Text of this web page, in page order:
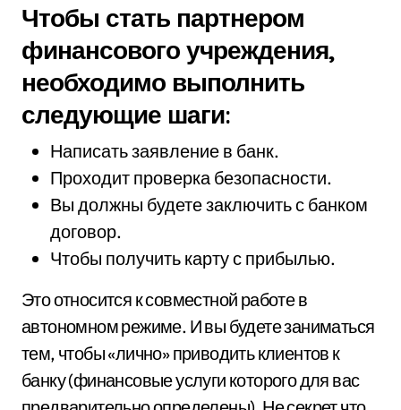
Чтобы стать партнером
финансового учреждения,
необходимо выполнить
следующие шаги:
Написать заявление в банк.
Проходит проверка безопасности.
Вы должны будете заключить с банком
договор.
Чтобы получить карту с прибылью.
Это относится к совместной работе в
автономном режиме. И вы будете заниматься
тем, чтобы «лично» приводить клиентов к
банку (финансовые услуги которого для вас